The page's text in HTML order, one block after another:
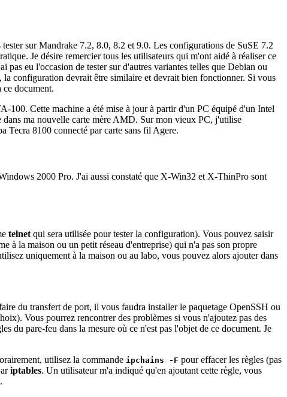
sur Mandrake 7.2, 8.0, 8.2 et 9.0. Les configurations de SuSE 7.2
Je désire remercier tous les utilisateurs qui m'ont aidé à réaliser ce
eu l'occasion de tester sur d'autres variantes telles que Debian ou
configuration devrait être similaire et devrait bien fonctionner. Si vous
ce document.
Cette machine a été mise à jour à partir d'un PC équipé d'un Intel
ma nouvelle carte mère AMD. Sur mon vieux PC, j'utilise
Tecra 8100 connecté par carte sans fil Agere.
2000 Pro. J'ai aussi constaté que X-Win32 et X-ThinPro sont
telnet qui sera utilisée pour tester la configuration). Vous pouvez saisir
à la maison ou un petit réseau d'entreprise) qui n'a pas son propre
uniquement à la maison ou au labo, vous pouvez alors ajouter dans
du transfert de port, il vous faudra installer le paquetage OpenSSH ou
Vous pourrez rencontrer des problèmes si vous n'ajoutez pas des
du pare-feu dans la mesure où ce n'est pas l'objet de ce document. Je
utilisez la commande ipchains -F pour effacer les règles (pas
iptables. Un utilisateur m'a indiqué qu'en ajoutant cette règle, vous